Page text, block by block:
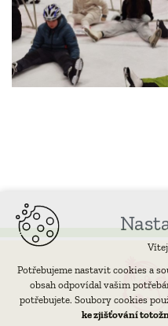
Potřebujeme nastavit cookies a
obsah odpovídal vašim
potřebujete. Soubory cookies
ke zjišťování